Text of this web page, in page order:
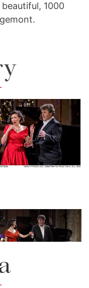
1000
Oropesa and
Tézier
Download Full Size
Oropesa and